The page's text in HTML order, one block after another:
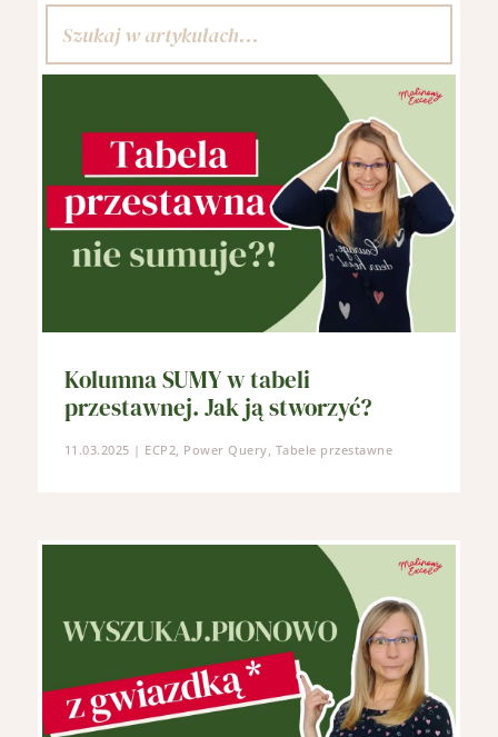
Kolumna SUMY w tabeli
przestawnej. Jak ją stworzyć?
11.03.2025 | ECP2 Power Query Tabele przestawne